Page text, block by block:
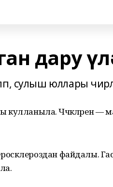
дару
сулыш юллары
кулланыла. Чәчәкләрен
файдалы.